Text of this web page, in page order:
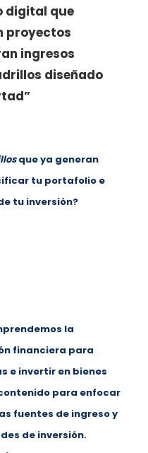
digital que
proyectos
ingresos
diseñado
que ya generan
tu portafolio e
tu inversión?
la
financiera para
e invertir en bienes
para enfocar
fuentes de ingreso y
de inversión.